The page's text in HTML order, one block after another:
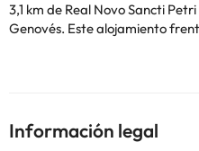
3,1 km de Real Novo Sancti
Genovés. Este alojamiento
al mar, y dispone de 2
apartamento. Club de Golf Campano está a 14 km del
alojamiento, y Fuerte de
Información legal